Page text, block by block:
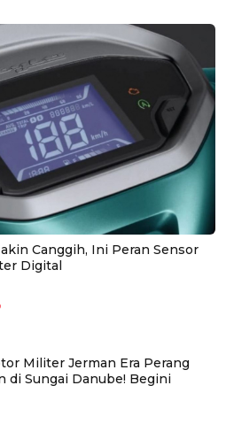
Canggih, Ini Peran Sensor
Digital
Militer Jerman Era Perang
di Sungai Danube! Begini